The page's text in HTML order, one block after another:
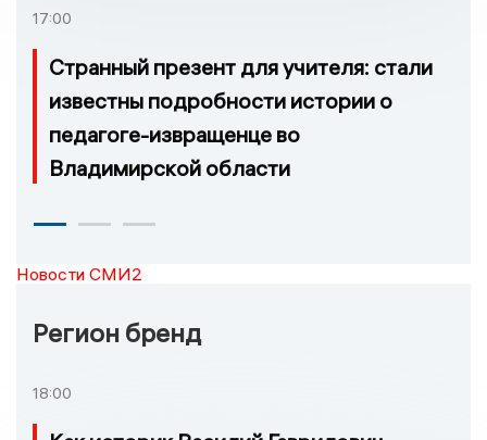
17:00
Странный презент для учителя: стали
известны подробности истории о
педагоге-извращенце во
Владимирской области
Новости СМИ2
Регион бренд
18:00